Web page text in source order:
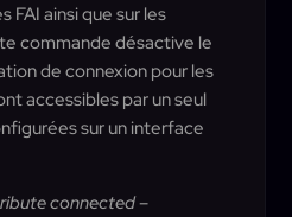
FAI ainsi que sur les
commande désactive le
de connexion pour les
accessibles par un seul
sur un interface
connected–